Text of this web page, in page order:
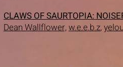
CLAWS OF SAURTOPIA:
Dean Wallflower,w.e.e.b.z,